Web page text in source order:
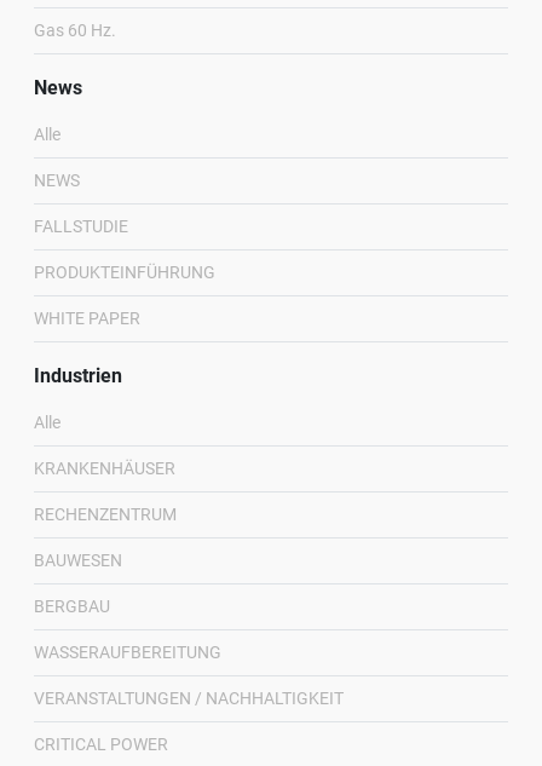
Gas 60 Hz.
News
Alle
NEWS
FALLSTUDIE
PRODUKTEINFÜHRUNG
WHITE PAPER
Industrien
Alle
KRANKENHÄUSER
RECHENZENTRUM
BAUWESEN
BERGBAU
WASSERAUFBEREITUNG
VERANSTALTUNGEN / NACHHALTIGKEIT
CRITICAL POWER